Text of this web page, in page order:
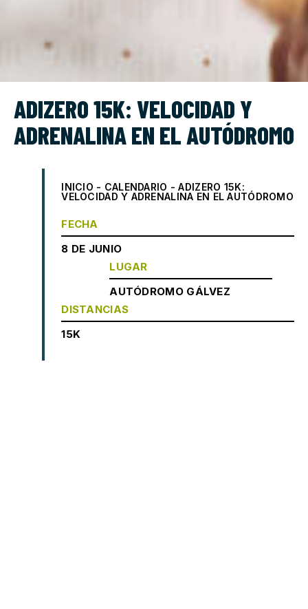
ADIZERO 15K: VELOCIDAD Y
ADRENALINA EN EL AUTÓDROMO
INICIO - CALENDARIO -ADIZERO 15K:
VELOCIDAD Y ADRENALINA EN EL AUTÓDROMO
FECHA
8 DE JUNIO
LUGAR
AUTÓDROMO GÁLVEZ
DISTANCIAS
15K